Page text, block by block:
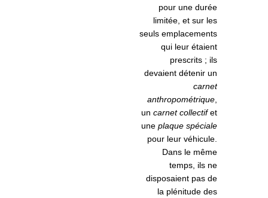
pour une durée
limitée, et sur les
seuls emplacements
qui leur étaient
prescrits ; ils
devaient détenir un
carnet
anthropométrique,
un carnet collectifet
une plaque spéciale
pour leur véhicule.
Dans le même
temps, ils ne
disposaient pas de
la plénitude des